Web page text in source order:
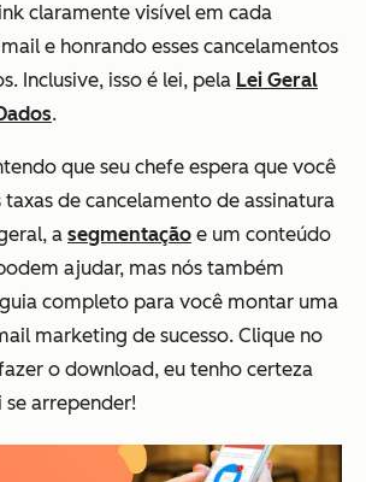
claramente visível em cada
e honrando esses cancelamentos
Inclusive, isso é lei, pela Lei Geral
.
que seu chefe espera que você
taxas de cancelamento de assinatura
a segmentação e um conteúdo
ajudar, mas nós também
completo para você montar uma
marketing de sucesso. Clique no
o download, eu tenho certeza
se arrepender!